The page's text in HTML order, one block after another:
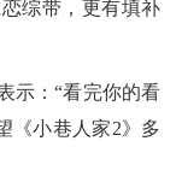
综带，更有填补
：“看完你的看
《小巷人家2》多